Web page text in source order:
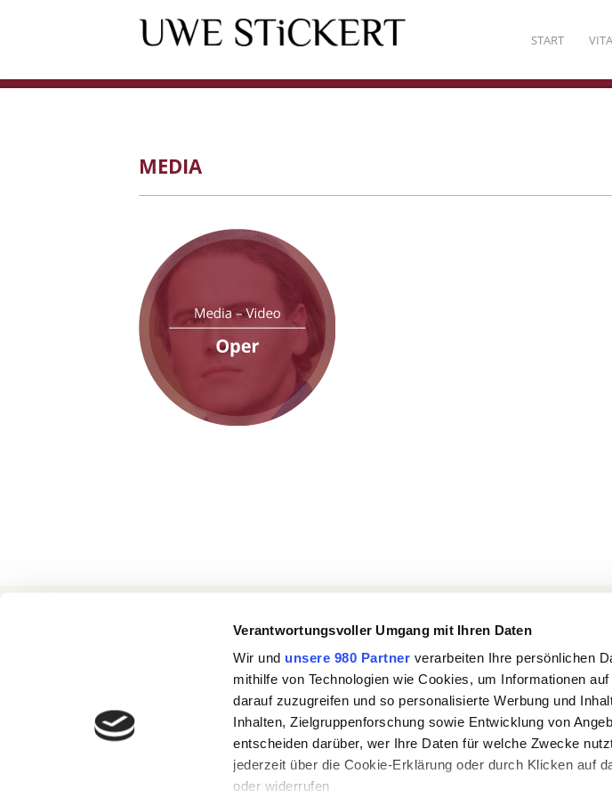
Verantwortungsvoller Umgang mit Ihren Daten
Wir und unsere 980 Partner verarbeiten Ihre persönlichen
mithilfe von Technologien wie Cookies, um Informationen
darauf zuzugreifen und so personalisierte Werbung und
Inhalten, Zielgruppenforschung sowie Entwicklung von
entscheiden darüber, wer Ihre Daten für welche Zwecke
jederzeit über die Cookie-Erklärung oder durch Klicken auf
oder widerrufen
START VITA
MEDIA
Nehmen Sie Kontakt auf!
Ich freue mich auf einen Anruf oder eine Nachricht.
© COPYRIGHT UWE STICKERT